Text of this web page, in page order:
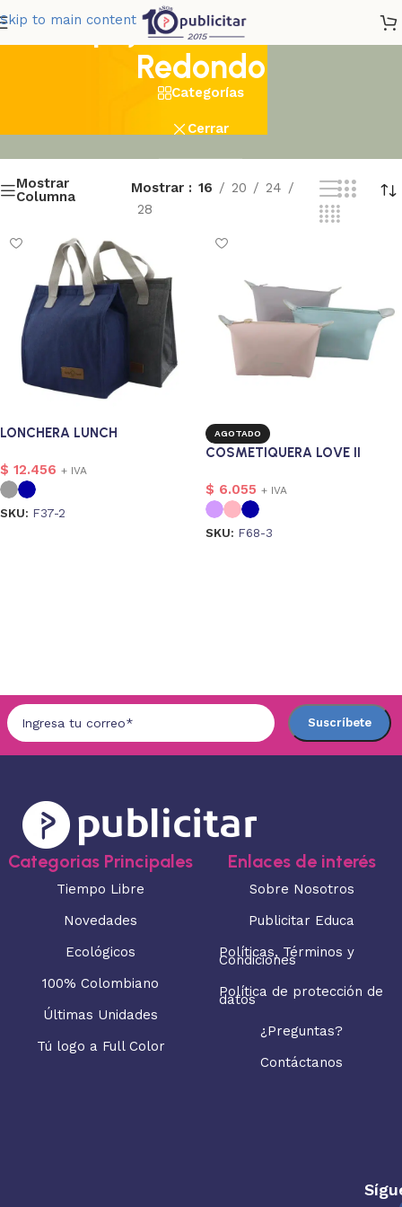
Skip to main content
Espejo Doble Silver
Redondo
Categorías
Cerrar
Mostrar
Columna
Mostrar 16 20
24
28
LONCHERA LUNCH
$ 12.456 + IVA
SKU: F37-2
AGOTADO
COSMETIQUERA LOVE II
$ 6.055 + IVA
SKU: F68-3
Categorias Principales
Tiempo Libre
Novedades
Ecológicos
100% Colombiano
Últimas Unidades
Tú logo a Full Color
Enlaces de interés
Sobre Nosotros
Publicitar Educa
Políticas, Términos y
Condiciones
Política de protección de
datos
¿Preguntas?
Contáctanos